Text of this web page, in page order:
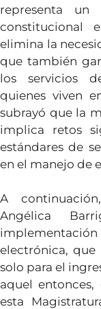
representa
constitucional
elimina la
que también
los servicios
quienes viven
subrayó que la
implica retos
estándares de
en el manejo de
A
Angélica
electrónica, que
solo para el
aquel
esta